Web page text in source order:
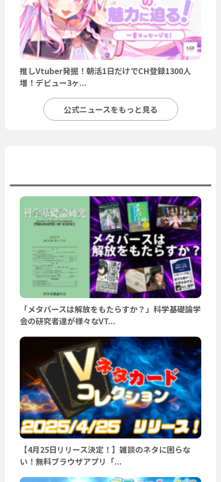
推しVtuber発掘！朝活1日だけでCH登録1300人
増！デビュー3ヶ...
公式ニュースをもっと見る
「メタバースは解放をもたらすか？」科学基礎論学
会の研究者達が様々なVT...
【4月25日リリース決定！】雑談のネタに困らな
い！無料ブラウザアプリ「...